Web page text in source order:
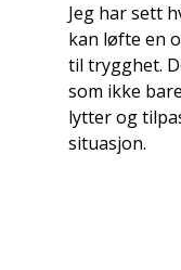
Jeg har sett
kan løfte en
til trygghet.
som ikke
lytter og
situasjon.